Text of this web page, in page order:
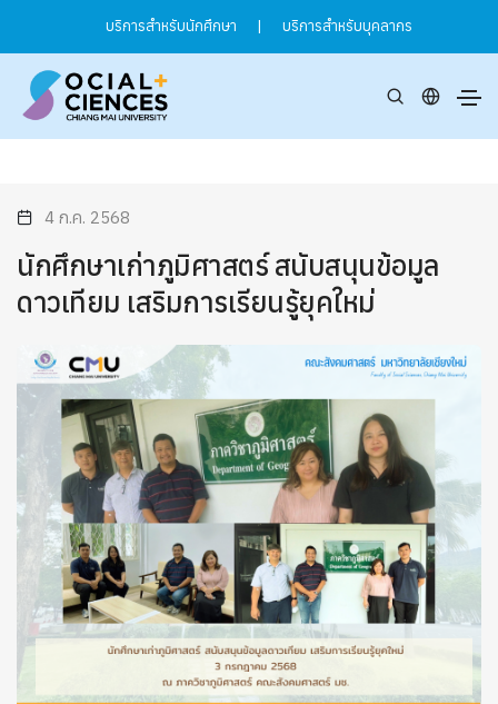
บริการสำหรับนักศึกษา | บริการสำหรับบุคลากร
4 ก.ค. 2568
นักศึกษาเก่าภูมิศาสตร์ สนับสนุนข้อมูล
ดาวเทียม เสริมการเรียนรู้ยุคใหม่